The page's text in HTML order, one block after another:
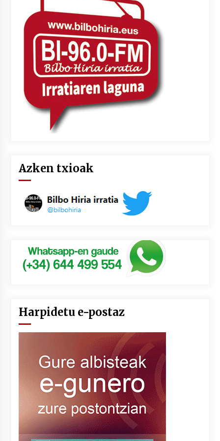
2026/07/03
MUSIBLA #297: Bide, Boards Of Canada, Somak,
Tiga, Twisted Teens, Underscores, Habia
2026/07/02
Azken txioak
Harpidetu e-postaz